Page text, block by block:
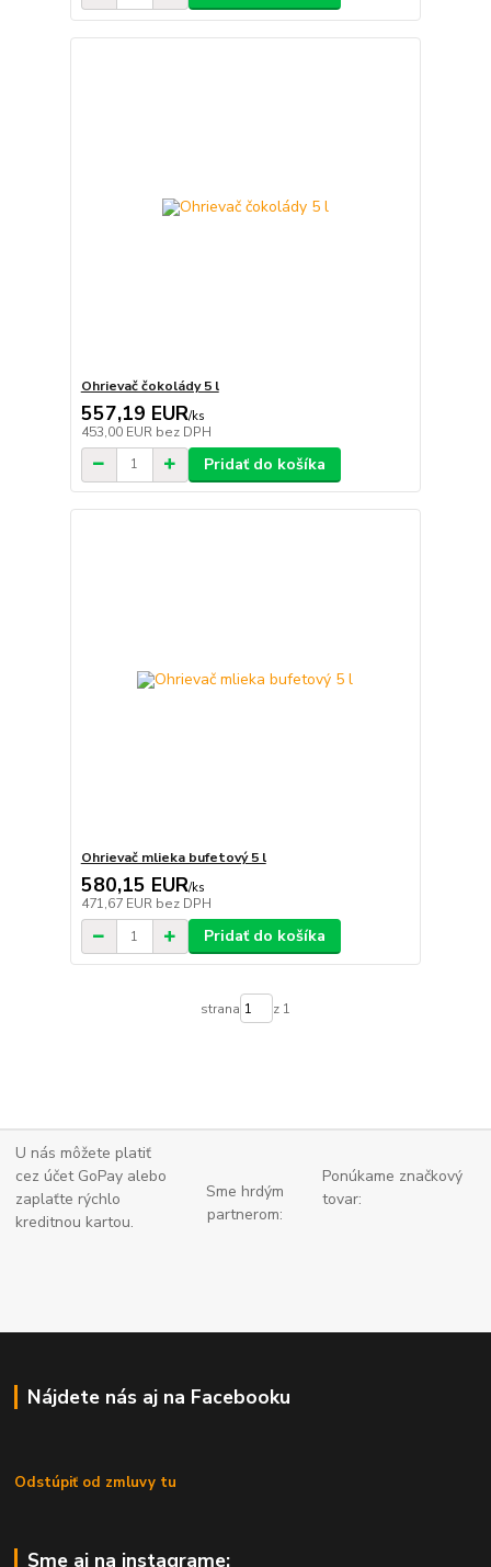
Ohrievač čokolády 5 l
557,19 EUR/ks
453,00 EUR bez DPH
Pridať do košíka
Ohrievač mlieka bufetový 5 l
580,15 EUR/ks
471,67 EUR bez DPH
Pridať do košíka
strana z 1
U nás môžete platiť
cez účet GoPay alebo
zaplaťte rýchlo
kreditnou kartou.
Sme hrdým
partnerom:
Ponúkame značkový
tovar:
Nájdete nás aj na Facebooku
Odstúpiť od zmluvy tu
Sme aj na instagrame: